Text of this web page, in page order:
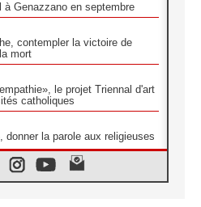
à Genazzano en septembre
contempler la victoire de
mort
le projet Triennal d'art
catholiques
donner la parole aux religieuses
l'Église accompagne les